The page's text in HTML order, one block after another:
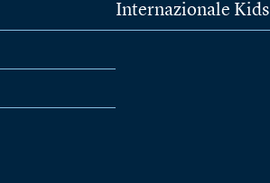
Internazionale Kids